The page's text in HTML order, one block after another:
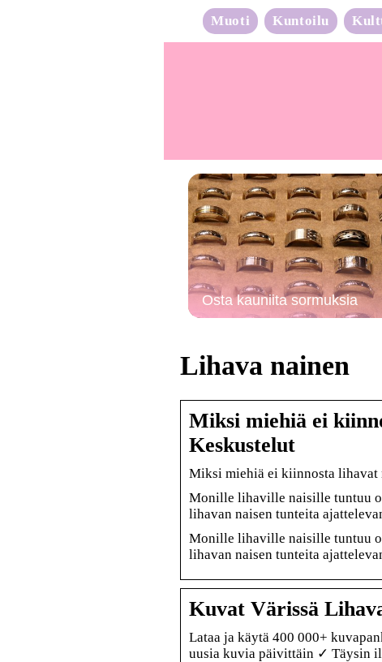
Muoti Kuntoilu
Osta kauniita sormuksia
Lihava nainen
Miksi miehiä ei
Keskustelut
Miksi miehiä ei kiinnosta lihavat
Monille lihaville naisille tuntuu
lihavan naisen tunteita
Monille lihaville naisille tuntuu
lihavan naisen tunteita
Kuvat Värissä
Lataa ja käytä 400 000+
uusia kuvia päivittäin ✓ Täysin